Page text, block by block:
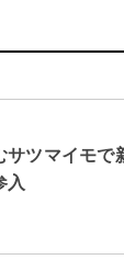
サツマイモ
入